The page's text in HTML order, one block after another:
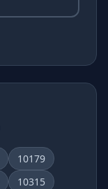
10179
10315